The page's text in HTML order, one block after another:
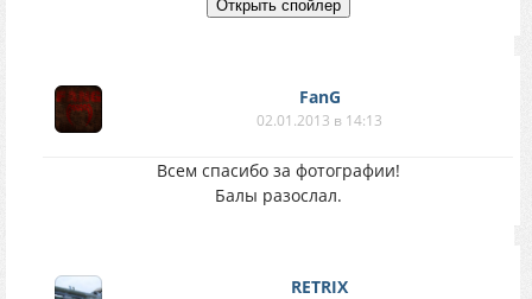
FanG
02.01.2013 в 14:13
Всем спасибо за фотографии!
Балы разослал.
RETRIX